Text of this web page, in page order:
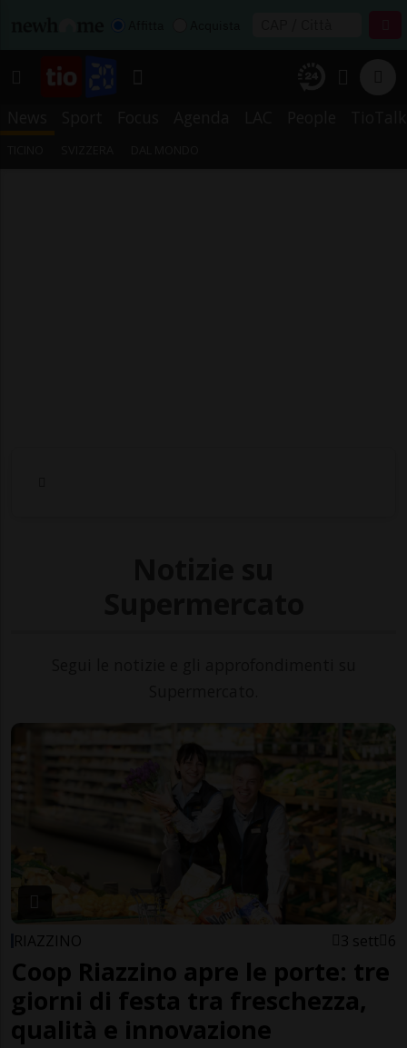
RIAZZINO 3 sett 6
Coop Riazzino apre le porte: tre
giorni di festa tra freschezza,
qualità e innovazione